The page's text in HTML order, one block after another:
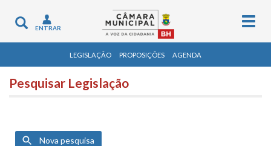
Toggle
navigation
ENTRAR
LEGISLAÇÃO PROPOSIÇÕES AGENDA
Pesquisar Legislação
Nova pesquisa